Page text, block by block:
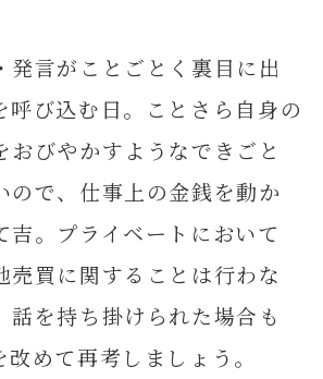
発言がことごとく裏目に出
呼び込む日。ことさら自身の
おびやかすようなできごと
ので、仕事上の金銭を動か
吉。プライベートにおいて
売買に関することは行わな
話を持ち掛けられた場合も
めて再考しましょう。